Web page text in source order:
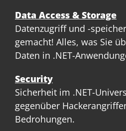
Data Access & Storage
Datenzugriff und -
gemacht! Alles, was Sie
Daten in .NET-
Security
Sicherheit im .NET-
gegenüber
Bedrohungen.